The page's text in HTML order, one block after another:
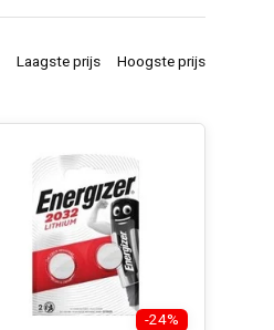
Laagste prijs Hoogste prijs
-24%